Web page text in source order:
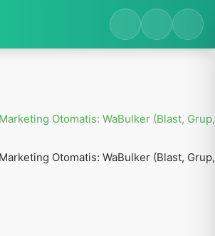
Otomatis: WaBulker (Blast, Grup,
Otomatis: WaBulker (Blast, Grup,